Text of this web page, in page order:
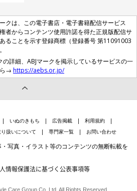
クは、この電子書店・電子書籍配信サービス
者からコンテンツ使用許諾を得た正規版配信サ
ることを示す登録商標（登録番号 第11091003
の詳細、ABJマークを掲示しているサービスの一
→ https://aebs.or.jp/
いぬのきもち 広告掲載
利用規約
扱いについて 専門家一覧 お問い合わせ
写真・イラスト等のコンテンツの無断転載を
情報保護法に基づく公表事項等
Care Group Co.,Ltd. All Rights Reserved.